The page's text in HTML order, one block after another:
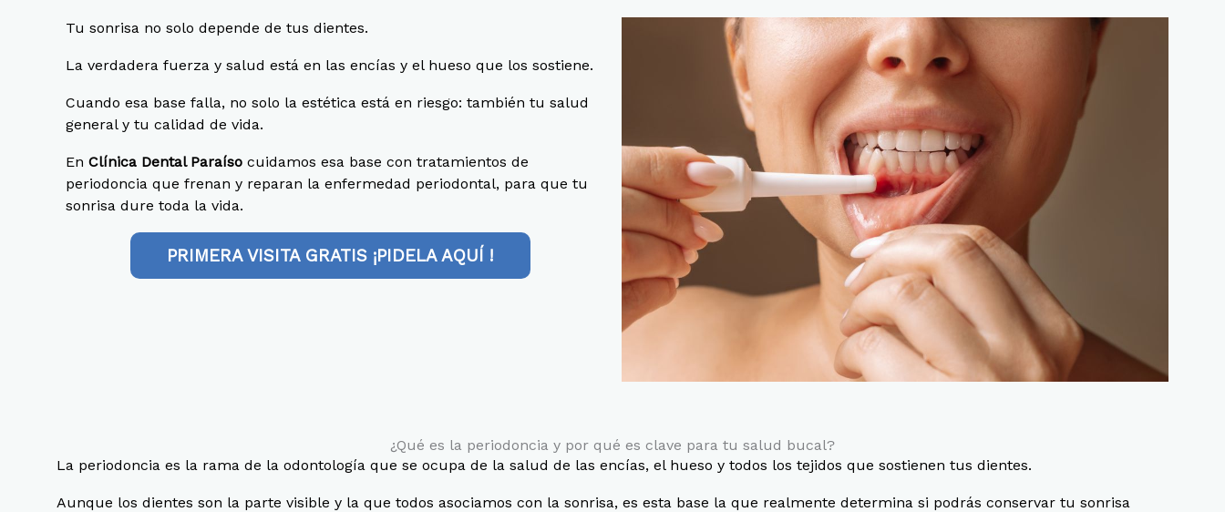
Tu sonrisa no solo depende de tus dientes.
La verdadera fuerza y salud está en las encías y el hueso que los sostiene.
Cuando esa base falla, no solo la estética está en riesgo: también tu salud
general y tu calidad de vida.
En Clínica Dental Paraíso cuidamos esa base con tratamientos de
periodoncia que frenan y reparan la enfermedad periodontal, para que tu
sonrisa dure toda la vida.
PRIMERA VISITA GRATIS ¡PIDELA AQUÍ !
¿Qué es la periodoncia y por qué es clave para tu salud bucal?
La periodoncia es la rama de la odontología que se ocupa de la salud de las encías, el hueso y todos los tejidos que sostienen tus dientes.
Aunque los dientes son la parte visible y la que todos asociamos con la sonrisa, es esta base la que realmente determina si podrás conservar tu sonrisa